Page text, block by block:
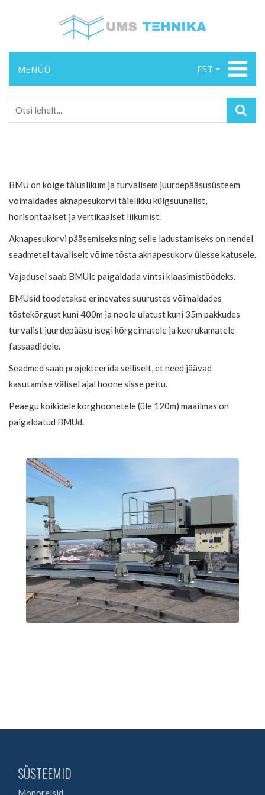
EST
MENÜÜ
BMU on kõige täiuslikum ja turvalisem juurdepääsusüsteem
võimaldades aknapesukorvi täielikku külgsuunalist,
horisontaalset ja vertikaalset liikumist.
Aknapesukorvi pääsemiseks ning selle ladustamiseks on nendel
seadmetel tavaliselt võime tõsta aknapesukorv ülesse katusele.
Vajadusel saab BMUle paigaldada vintsi klaasimistöödeks.
BMUsid toodetakse erinevates suurustes võimaldades
tõstekõrgust kuni 400m ja noole ulatust kuni 35m pakkudes
turvalist juurdepääsu isegi kõrgeimatele ja keerukamatele
fassaadidele.
Seadmed saab projekteerida selliselt, et need jäävad
kasutamise välisel ajal hoone sisse peitu.
Peaegu kõikidele kõrghoonetele (üle 120m) maailmas on
paigaldatud BMUd.
SÜSTEEMID
Monorelsid